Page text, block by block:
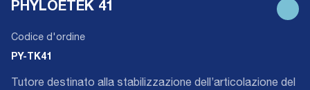
PHYLOETEK 41
Tutore destinato alla stabilizzazione dell’articolazione del
Codice d'ordine
PY-TK41